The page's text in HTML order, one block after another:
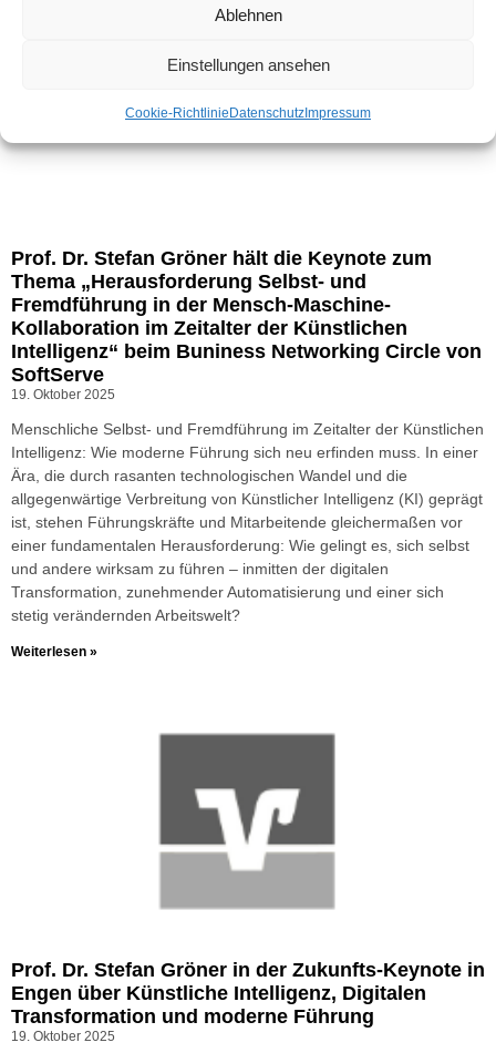
Ablehnen
Einstellungen ansehen
Cookie-Richtlinie Datenschutz Impressum
Prof. Dr. Stefan Gröner hält die Keynote zum
Thema „Herausforderung Selbst- und
Fremdführung in der Mensch-Maschine-
Kollaboration im Zeitalter der Künstlichen
Intelligenz“ beim Buniness Networking Circle von
SoftServe
19. Oktober 2025
Menschliche Selbst- und Fremdführung im Zeitalter der Künstlichen
Intelligenz: Wie moderne Führung sich neu erfinden muss. In einer
Ära, die durch rasanten technologischen Wandel und die
allgegenwärtige Verbreitung von Künstlicher Intelligenz (KI) geprägt
ist, stehen Führungskräfte und Mitarbeitende gleichermaßen vor
einer fundamentalen Herausforderung: Wie gelingt es, sich selbst
und andere wirksam zu führen – inmitten der digitalen
Transformation, zunehmender Automatisierung und einer sich
stetig verändernden Arbeitswelt?
Weiterlesen »
Prof. Dr. Stefan Gröner in der Zukunfts-Keynote in
Engen über Künstliche Intelligenz, Digitalen
Transformation und moderne Führung
19. Oktober 2025